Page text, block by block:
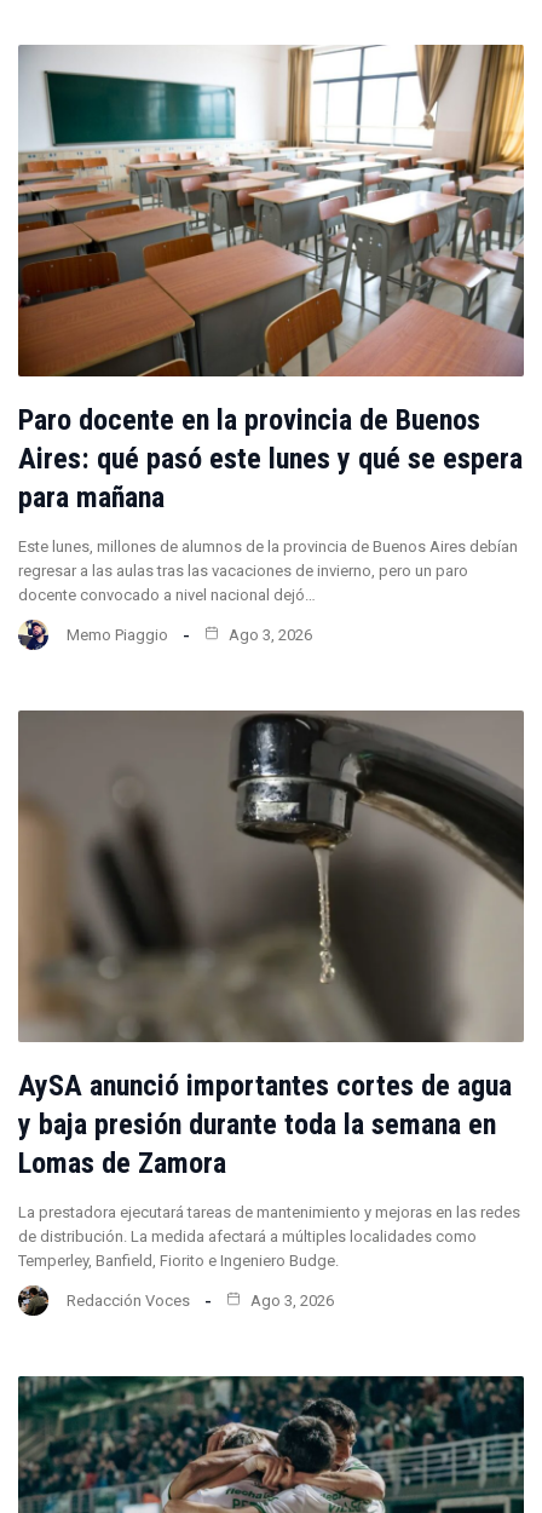
Paro docente en la provincia de Buenos
Aires: qué pasó este lunes y qué se espera
para mañana
Este lunes, millones de alumnos de la provincia de Buenos Aires debían
regresar a las aulas tras las vacaciones de invierno, pero un paro
docente convocado a nivel nacional dejó…
Memo Piaggio Ago 3, 2026
AySA anunció importantes cortes de agua
y baja presión durante toda la semana en
Lomas de Zamora
La prestadora ejecutará tareas de mantenimiento y mejoras en las redes
de distribución. La medida afectará a múltiples localidades como
Temperley, Banfield, Fiorito e Ingeniero Budge.
Redacción Voces Ago 3, 2026